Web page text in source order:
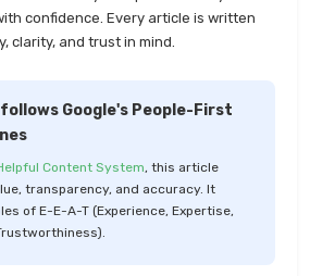
top up plan comparison
udaipur
vadodara
varanasi
vs medical insurance
works in india
confidence. Every article is written
clarity, and trust in mind.
Google's People-First
Content System, this article
transparency, and accuracy. It
of E-E-A-T (Experience, Expertise,